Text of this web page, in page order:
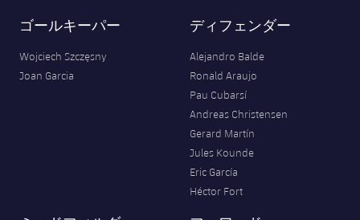
ゴールキーパー
Wojciech Szczęsny
Joan Garcia
ディフェンダー
Alejandro Balde
Ronald Araujo
Pau Cubarsí
Andreas Christensen
Gerard Martín
Jules Kounde
Eric García
Héctor Fort